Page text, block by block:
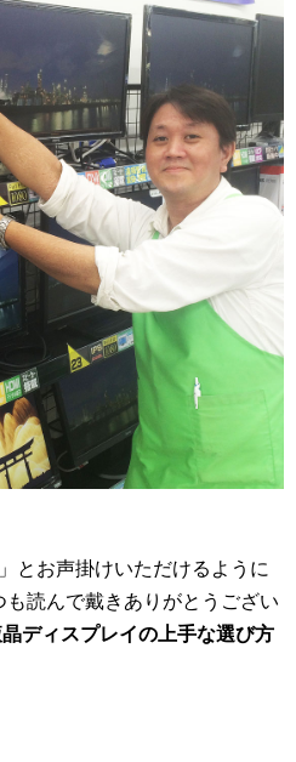
とお声掛けいただけるように
読んで戴きありがとうござい
ディスプレイの上手な選び方